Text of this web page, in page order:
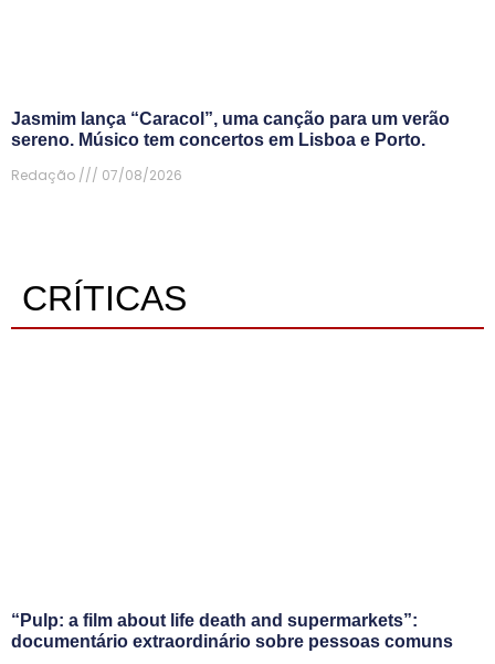
Jasmim lança “Caracol”, uma canção para um verão
sereno. Músico tem concertos em Lisboa e Porto.
Redação
07/08/2026
CRÍTICAS
“Pulp: a film about life death and supermarkets”:
documentário extraordinário sobre pessoas comuns